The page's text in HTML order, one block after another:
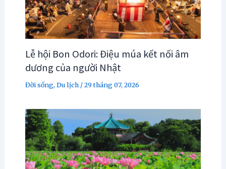
Lễ hội Bon Odori: Điệu múa kết nối âm
dương của người Nhật
Đời sống,Du lịch/29 tháng 07, 2026